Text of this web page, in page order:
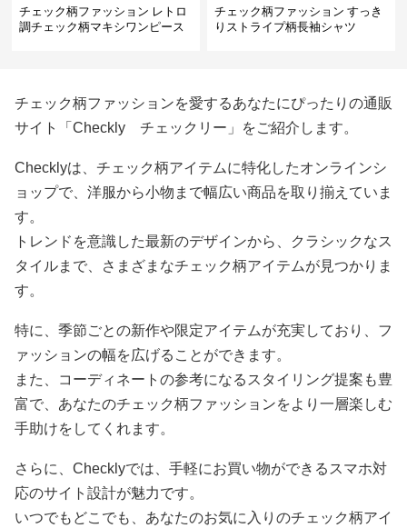
チェック柄ファッション レトロ
調チェック柄マキシワンピース
チェック柄ファッション すっき
りストライプ柄長袖シャツ
チェック柄ファッションを愛するあなたにぴったりの通販
サイト「Checkly チェックリー」をご紹介します。
Checklyは、チェック柄アイテムに特化したオンラインシ
ョップで、洋服から小物まで幅広い商品を取り揃えていま
す。
トレンドを意識した最新のデザインから、クラシックなス
タイルまで、さまざまなチェック柄アイテムが見つかりま
す。
特に、季節ごとの新作や限定アイテムが充実しており、フ
ァッションの幅を広げることができます。
また、コーディネートの参考になるスタイリング提案も豊
富で、あなたのチェック柄ファッションをより一層楽しむ
手助けをしてくれます。
さらに、Checklyでは、手軽にお買い物ができるスマホ対
応のサイト設計が魅力です。
いつでもどこでも、あなたのお気に入りのチェック柄アイ